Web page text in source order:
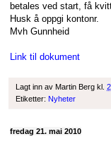
betales ved start, få
Husk å oppgi kontonr.
Mvh Gunnheid
Link til dokument
Lagt inn av Martin Berg kl.
Etiketter: Nyheter
fredag 21. mai 2010